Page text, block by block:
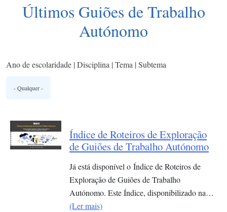
Últimos Guiões de Trabalho
Autónomo
Ano de escolaridade | Disciplina | Tema | Subtema
Índice de Roteiros de Exploração
de Guiões de Trabalho Autónomo
Já está disponível o Índice de Roteiros de
Exploração de Guiões de Trabalho
Autónomo. Este Índice, disponibilizado na…
(Ler mais)